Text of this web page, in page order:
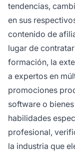
tendencias,
en sus
contenido de
lugar de
formación, la
a expertos en
promociones
software o
habilidades
profesional,
la industria que